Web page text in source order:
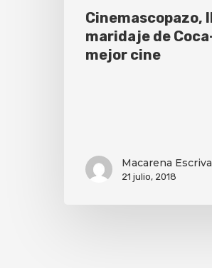
Cinemascopazo,
maridaje de
mejor cine
Macarena Escriva
21 julio, 2018